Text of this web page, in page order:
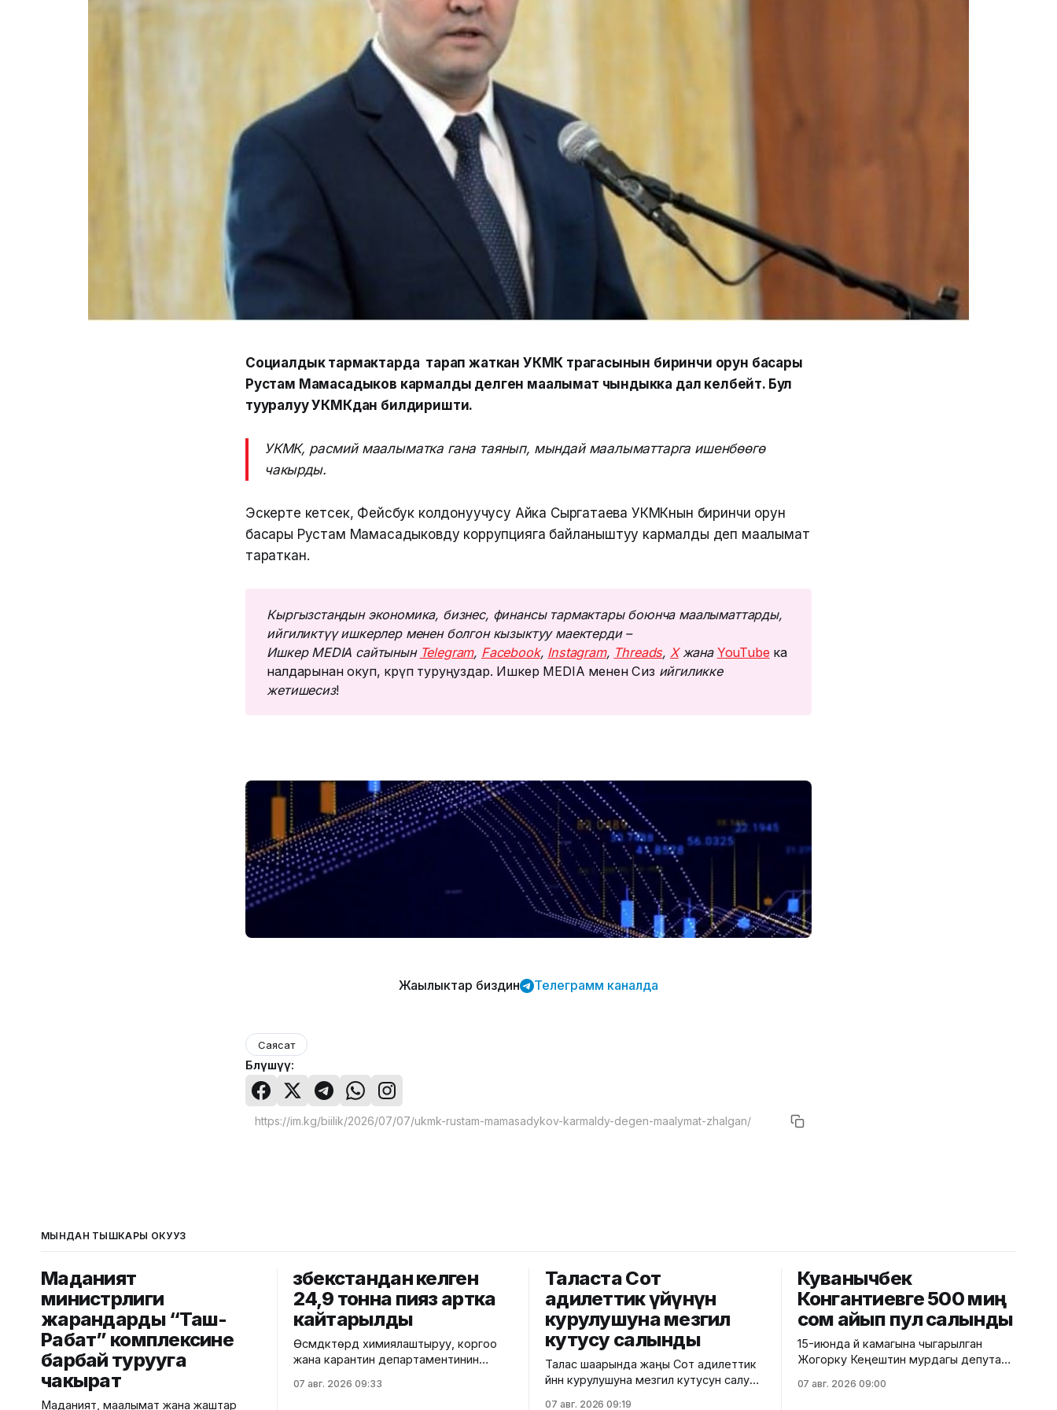
Социалдык тармактарда тарап жаткан УКМК төрагасынын биринчи орун басары
Рустам Мамасадыков кармалды делген маалымат чындыкка дал келбейт. Бул
тууралуу УКМКдан билдиришти.
УКМК, расмий маалыматка гана таянып, мындай маалыматтарга ишенбөөгө
чакырды.
Эскерте кетсек, Фейсбук колдонуучусу Айка Сыргатаева УКМКнын биринчи орун
басары Рустам Мамасадыковду коррупцияга байланыштуу кармалды деп маалымат
тараткан.
Кыргызстандын экономика, бизнес, финансы тармактары боюнча маалыматтарды,
ийгиликтүү ишкерлер менен болгон кызыктуу маектерди –
Ишкер MEDIA сайтынын Telegram, Facebook, Instagram, Threads, Х жана YouTube ка
налдарынан окуп, көрүп туруңуздар. Ишкер MEDIA менен Сиз ийгиликке
жетишесиз!
Жаңылыктар биздин Телеграмм каналда
Саясат
Бөлүшүү:
МЫНДАН ТЫШКАРЫ ОКУҢУЗ
Маданият
министрлиги
жарандарды “Таш-
Рабат” комплексине
барбай турууга
чакырат
Маданият, маалымат жана жаштар
Өзбекстандан келген
24,9 тонна пияз артка
кайтарылды
Өсүмдүктөрдү химиялаштыруу, коргоо
жана карантин департаментинин
"Кең-Сай автожолу" карантиндик
07 авг. 2026 09:33
Таласта Сот
адилеттик үйүнүн
курулушуна мезгил
кутусу салынды
Талас шаарында жаңы Сот адилеттик
үйүнүн курулушуна мезгил кутусун салуу
07 авг. 2026 09:19
Куванычбек
Конгантиевге 500 миң
сом айып пул салынды
15-июнда үй камагына чыгарылган
Жогорку Кеңештин мурдагы депутаты
сом айып пулсалынды. Бул
07 авг. 2026 09:00